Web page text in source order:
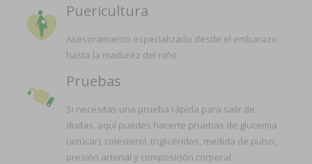
Puericultura
Asesoramiento especializado desde el embarazo
hasta la madurez del niño.
Pruebas
Si necesitas una prueba rápida para salir de
dudas, aquí puedes hacerte pruebas de glucemia
(azúcar), colesterol, triglicéridos, medida de pulso,
presión arterial y composición corporal.